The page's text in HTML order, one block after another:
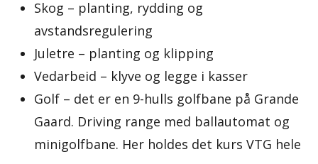
Skog – planting, rydding og
avstandsregulering
Juletre – planting og klipping
Vedarbeid – klyve og legge i kasser
Golf – det er en 9-hulls golfbane på Grande
Gaard. Driving range med ballautomat og
minigolfbane. Her holdes det kurs VTG hele